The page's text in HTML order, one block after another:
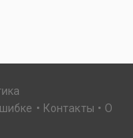
Контакты
О